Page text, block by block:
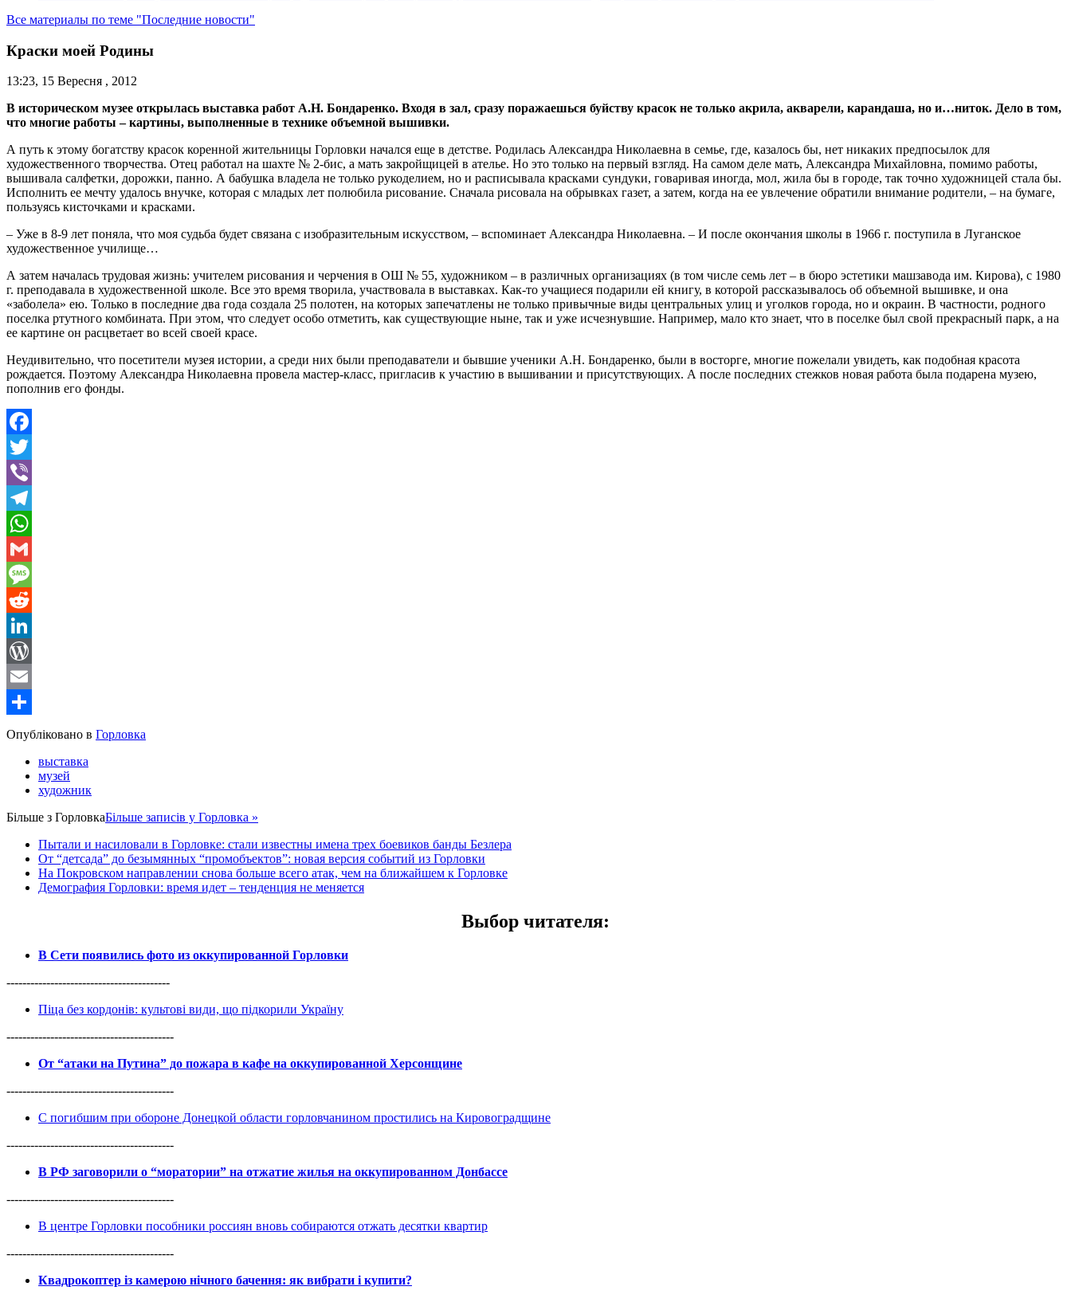
Все материалы по теме "Последние новости"
Краски моей Родины
13:23, 15 Вересня , 2012
В историческом музее открылась выставка работ А.Н. Бондаренко. Входя в зал, сразу поражаешься буйству красок не только акрила, акварели, карандаша, но и…ниток. Дело в том,
что многие работы – картины, выполненные в технике объемной вышивки.
А путь к этому богатству красок коренной жительницы Горловки начался еще в детстве. Родилась Александра Николаевна в семье, где, казалось бы, нет никаких предпосылок для
художественного творчества. Отец работал на шахте № 2-бис, а мать закройщицей в ателье. Но это только на первый взгляд. На самом деле мать, Александра Михайловна, помимо работы,
вышивала салфетки, дорожки, панно. А бабушка владела не только рукоделием, но и расписывала красками сундуки, говаривая иногда, мол, жила бы в городе, так точно художницей стала бы.
Исполнить ее мечту удалось внучке, которая с младых лет полюбила рисование. Сначала рисовала на обрывках газет, а затем, когда на ее увлечение обратили внимание родители, – на бумаге,
пользуясь кисточками и красками.
– Уже в 8-9 лет поняла, что моя судьба будет связана с изобразительным искусством, – вспоминает Александра Николаевна. – И после окончания школы в 1966 г. поступила в Луганское
художественное училище…
А затем началась трудовая жизнь: учителем рисования и черчения в ОШ № 55, художником – в различных организациях (в том числе семь лет – в бюро эстетики машзавода им. Кирова), с 1980
г. преподавала в художественной школе. Все это время творила, участвовала в выставках. Как-то учащиеся подарили ей книгу, в которой рассказывалось об объемной вышивке, и она
«заболела» ею. Только в последние два года создала 25 полотен, на которых запечатлены не только привычные виды центральных улиц и уголков города, но и окраин. В частности, родного
поселка ртутного комбината. При этом, что следует особо отметить, как существующие ныне, так и уже исчезнувшие. Например, мало кто знает, что в поселке был свой прекрасный парк, а на
ее картине он расцветает во всей своей красе.
Неудивительно, что посетители музея истории, а среди них были преподаватели и бывшие ученики А.Н. Бондаренко, были в восторге, многие пожелали увидеть, как подобная красота
рождается. Поэтому Александра Николаевна провела мастер-класс, пригласив к участию в вышивании и присутствующих. А после последних стежков новая работа была подарена музею,
пополнив его фонды.
Facebook
Twitter
Viber
Telegram
WhatsApp
Gmail
Message
Reddit
LinkedIn
WordPress
Email
Share
Опубліковано в Горловка
выставка
музей
художник
Більше з ГорловкаБільше записів у Горловка »
Пытали и насиловали в Горловке: стали известны имена трех боевиков банды Безлера
От “детсада” до безымянных “промобъектов”: новая версия событий из Горловки
На Покровском направлении снова больше всего атак, чем на ближайшем к Горловке
Демография Горловки: время идет – тенденция не меняется
Выбор читателя:
В Сети появились фото из оккупированной Горловки
-----------------------------------------
Піца без кордонів: культові види, що підкорили Україну
------------------------------------------
От “атаки на Путина” до пожара в кафе на оккупированной Херсонщине
------------------------------------------
С погибшим при обороне Донецкой области горловчанином простились на Кировоградщине
------------------------------------------
В РФ заговорили о “моратории” на отжатие жилья на оккупированном Донбассе
------------------------------------------
В центре Горловки пособники россиян вновь собираются отжать десятки квартир
------------------------------------------
Квадрокоптер із камерою нічного бачення: як вибрати і купити?